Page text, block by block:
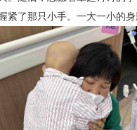
了那只小手。一大一小的